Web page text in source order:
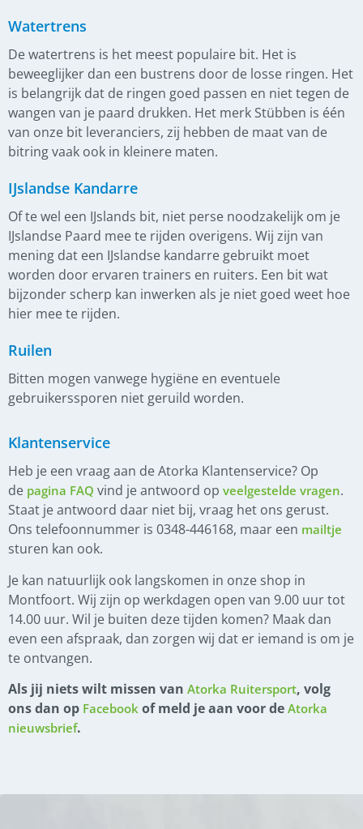
Watertrens
De watertrens is het meest populaire bit. Het is
beweeglijker dan een bustrens door de losse ringen. Het
is belangrijk dat de ringen goed passen en niet tegen de
wangen van je paard drukken. Het merk Stübben is één
van onze bit leveranciers, zij hebben de maat van de
bitring vaak ook in kleinere maten.
IJslandse Kandarre
Of te wel een IJslands bit, niet perse noodzakelijk om je
IJslandse Paard mee te rijden overigens. Wij zijn van
mening dat een IJslandse kandarre gebruikt moet
worden door ervaren trainers en ruiters. Een bit wat
bijzonder scherp kan inwerken als je niet goed weet hoe
hier mee te rijden.
Ruilen
Bitten mogen vanwege hygiëne en eventuele
gebruikerssporen niet geruild worden.
Klantenservice
Heb je een vraag aan de Atorka Klantenservice? Op
de pagina FAQ vind je antwoord op veelgestelde vragen.
Staat je antwoord daar niet bij, vraag het ons gerust.
Ons telefoonnummer is 0348-446168, maar een mailtje
sturen kan ook.
Je kan natuurlijk ook langskomen in onze shop in
Montfoort. Wij zijn op werkdagen open van 9.00 uur tot
14.00 uur. Wil je buiten deze tijden komen? Maak dan
even een afspraak, dan zorgen wij dat er iemand is om je
te ontvangen.
Als jij niets wilt missen van Atorka Ruitersport, volg
ons dan op Facebook of meld je aan voor de Atorka
nieuwsbrief.